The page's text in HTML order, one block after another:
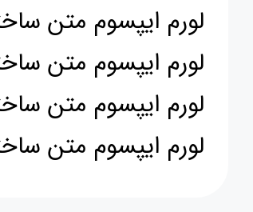
لورم ایپسوم متن
لورم ایپسوم متن
لورم ایپسوم متن
لورم ایپسوم متن